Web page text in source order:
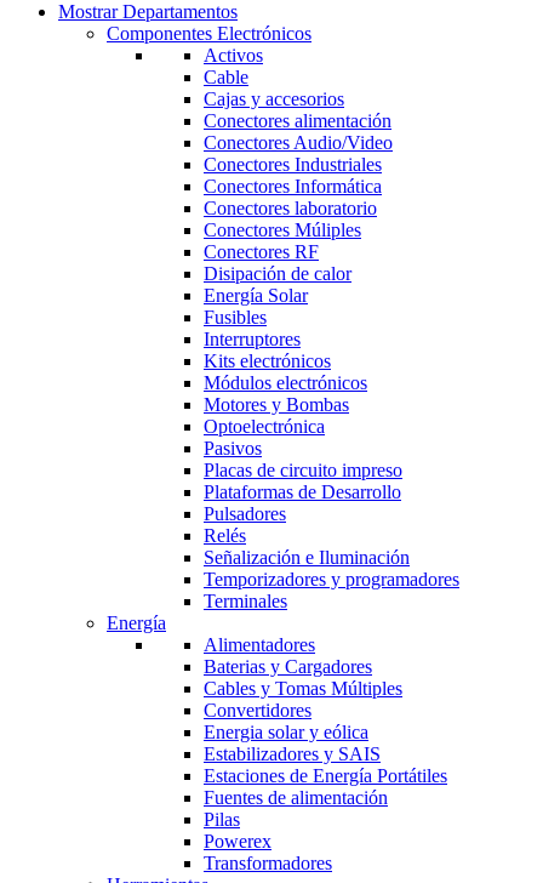
Mostrar Departamentos
Componentes Electrónicos
Activos
Cable
Cajas y accesorios
Conectores alimentación
Conectores Audio/Video
Conectores Industriales
Conectores Informática
Conectores laboratorio
Conectores Múliples
Conectores RF
Disipación de calor
Energía Solar
Fusibles
Interruptores
Kits electrónicos
Módulos electrónicos
Motores y Bombas
Optoelectrónica
Pasivos
Placas de circuito impreso
Plataformas de Desarrollo
Pulsadores
Relés
Señalización e Iluminación
Temporizadores y programadores
Terminales
Energía
Alimentadores
Baterias y Cargadores
Cables y Tomas Múltiples
Convertidores
Energia solar y eólica
Estabilizadores y SAIS
Estaciones de Energía Portátiles
Fuentes de alimentación
Pilas
Powerex
Transformadores